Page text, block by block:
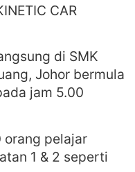
CAR
di SMK
Johor bermula
jam 5.00
orang pelajar
1 & 2 seperti